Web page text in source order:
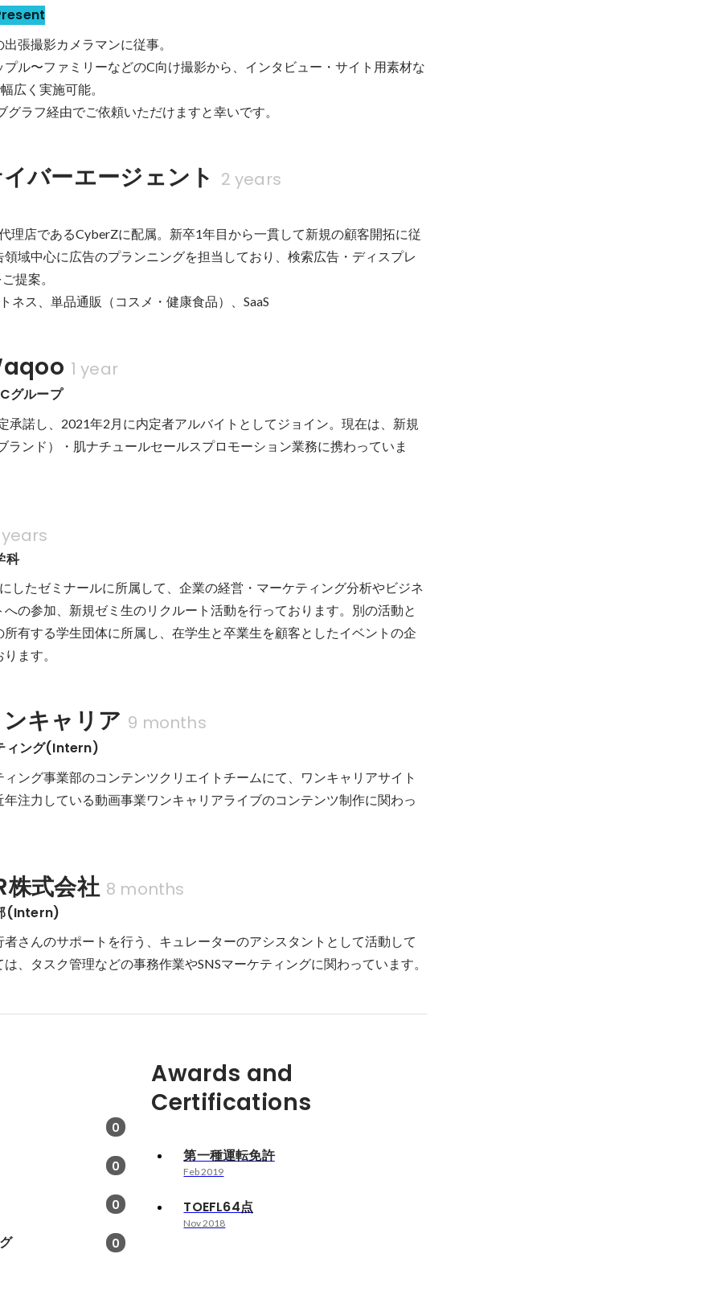
張撮影カメラマンに従事。
プル〜ファミリーなどのC向け撮影から、インタビュー・サイト用素材な
広く実施可能。
グラフ経由でご依頼いただけますと幸いです。
バーエージェント 2 years
理店であるCyberZに配属。新卒1年目から一貫して新規の顧客開拓に従
域中心に広告のプランニングを担当しており、検索広告・ディスプレ
提案。
ネス、単品通販（コスメ・健康食品）、SaaS
1 year
グループ
承諾し、2021年2月に内定者アルバイトとしてジョイン。現在は、新規
ランド）・肌ナチュールセールスプロモーション業務に携わっていま
科
したゼミナールに所属して、企業の経営・マーケティング分析やビジネ
への参加、新規ゼミ生のリクルート活動を行っております。別の活動と
所有する学生団体に所属し、在学生と卒業生を顧客としたイベントの企
ます。
キャリア 9 months
ィング(Intern)
ィング事業部のコンテンツクリエイトチームにて、ワンキャリアサイト
注力している動画事業ワンキャリアライブのコンテンツ制作に関わっ
株式会社 8 months
(Intern)
さんのサポートを行う、キュレーターのアシスタントとして活動して
、タスク管理などの事務作業やSNSマーケティングに関わっています。
0
0
0
0
Awards and
Certifications
第一種運転免許
Feb 2019
TOEFL64点
Nov 2018